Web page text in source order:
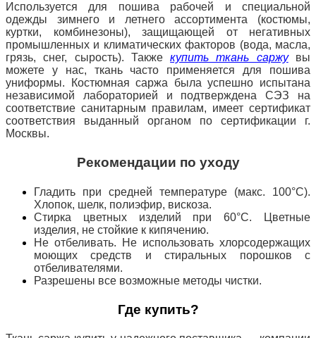
Используется для пошива рабочей и специальной
одежды зимнего и летнего ассортимента (костюмы,
куртки, комбинезоны), защищающей от негативных
промышленных и климатических факторов (вода, масла,
грязь, снег, сырость). Такжекупить ткань саржувы
можете у нас, ткань часто применяется для пошива
униформы. Костюмная саржа была успешно испытана
независимой лабораторией и подтверждена СЭЗ на
соответствие санитарным правилам, имеет сертификат
соответствия выданный органом по сертификации г.
Москвы.
Рекомендации по уходу
Гладить при средней температуре (макс. 100°С).
Хлопок, шелк, полиэфир, вискоза.
Стирка цветных изделий при 60°С. Цветные
изделия, не стойкие к кипячению.
Не отбеливать. Не использовать хлорсодержащих
моющих средств и стиральных порошков с
отбеливателями.
Разрешены все возможные методы чистки.
Где купить?